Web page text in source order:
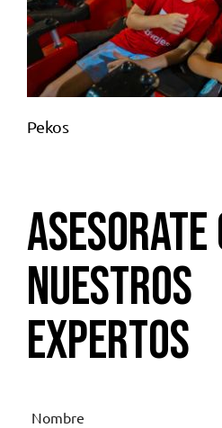
Pekos
Asesorate
nuestros
expertos
Nombre